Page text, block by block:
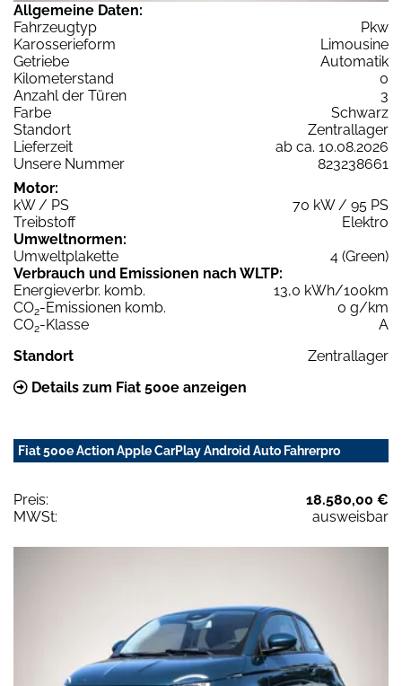
Allgemeine Daten:
Fahrzeugtyp
Pkw
Karosserieform
Limousine
Getriebe
Automatik
Kilometerstand
0
Anzahl der Türen
3
Farbe
Schwarz
Standort
Zentrallager
Lieferzeit
ab ca. 10.08.2026
Unsere Nummer
823238661
Motor:
kW / PS
70 kW / 95 PS
Treibstoff
Elektro
Umweltnormen:
Umweltplakette
4 (Green)
Verbrauch und Emissionen nach WLTP:
Energieverbr. komb.
13,0 kWh/100km
CO2-Emissionen komb.
0 g/km
CO2-Klasse
A
Standort
Zentrallager
Details zum Fiat 500e anzeigen
Fiat 500e Action Apple CarPlay Android Auto Fahrerpro
Preis:
18.580,00 €
MWSt:
ausweisbar